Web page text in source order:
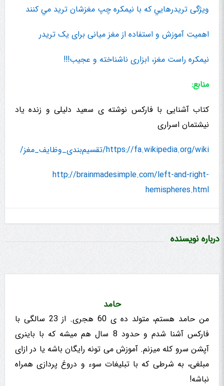
ویژگی تریدرهايي که با نیمکره چپ مغزشان تريد مي کنند
اهمیت آموزش و استفاده از مغز میانی برای یک تریدر
نیمکره راست مغز، ابزاری ناشناخته و عجیب!!!
منابع:
کتاب آشنایی با فارکس نوشته ی سعید دلیلی و زنده یاد
نیشتمان اسراری
https://fa.wikipedia.org/wiki/تقسیم‌بندی_وظایف_مغز/
http://brainmadesimple.com/left-and-right-
hemispheres.html
درباره نویسنده
حامد
من حامد هستم، متولد ده ی 60 هجری. از 23 سالگی با
فارکس آشنا شدم و حدود 8 سال هم میشه که با باینری
آپشن سرو کله میزنم. آموزش می تونه رایگان باشه یا در ازای
مبلغی، به شرطی که با تبلیغات سوء و دروغ پردازی همراه
نباشه!